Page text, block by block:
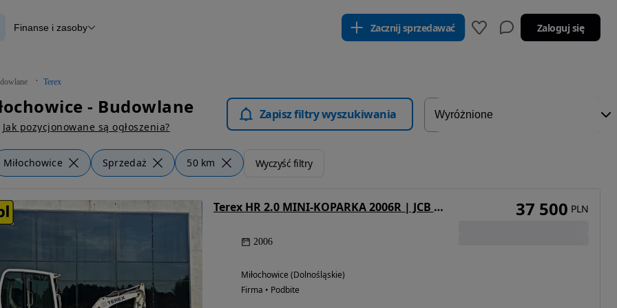
Finanse i zasoby Zacznij sprzedawać Zaloguj się
Terex
- Budowlane
Jak pozycjonowane są ogłoszenia?
Zapisz filtry wyszukiwania
Miłochowice Sprzedaż 50 km Wyczyść filtry
Terex HR 2.0 MINI-KOPARKA 2006R | JCB 8015, 8016, 8018, YANMAR SV 15, CAT 302.5, Kubota KX61-3, Takeuchi TB216, Wacker Neuson EZ17
2006
Miłochowice (Dolnośląskie)
Firma • Podbite
37 500 PLN